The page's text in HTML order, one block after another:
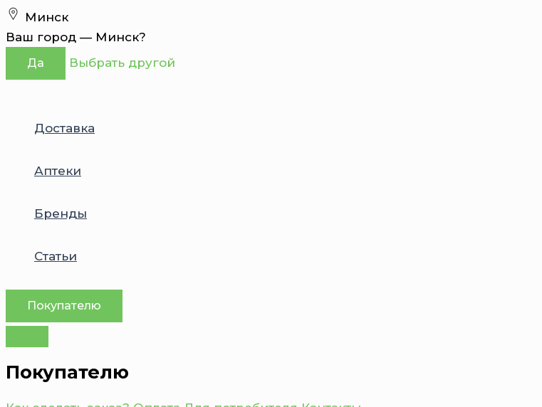
Перейти
к
содержимому
Минск
Ваш город — Минск?
Да Выбрать другой
Доставка
Аптеки
Бренды
Статьи
Покупателю
Покупателю